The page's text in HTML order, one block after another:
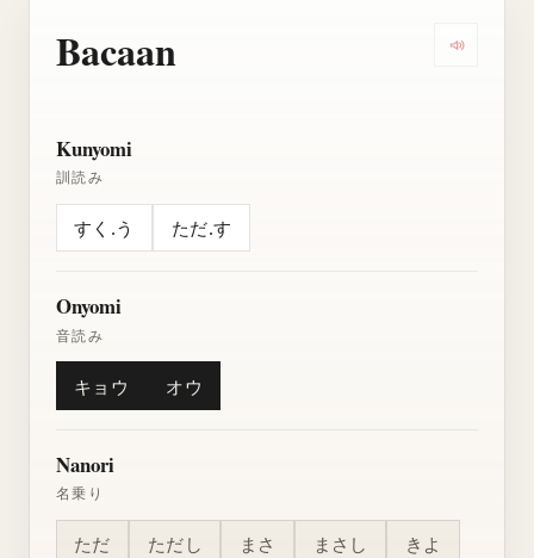
Bacaan
Kunyomi
訓読み
すく.う ただ.す
Onyomi
音読み
キョウ オウ
Nanori
名乗り
ただ ただし まさ まさし きよ